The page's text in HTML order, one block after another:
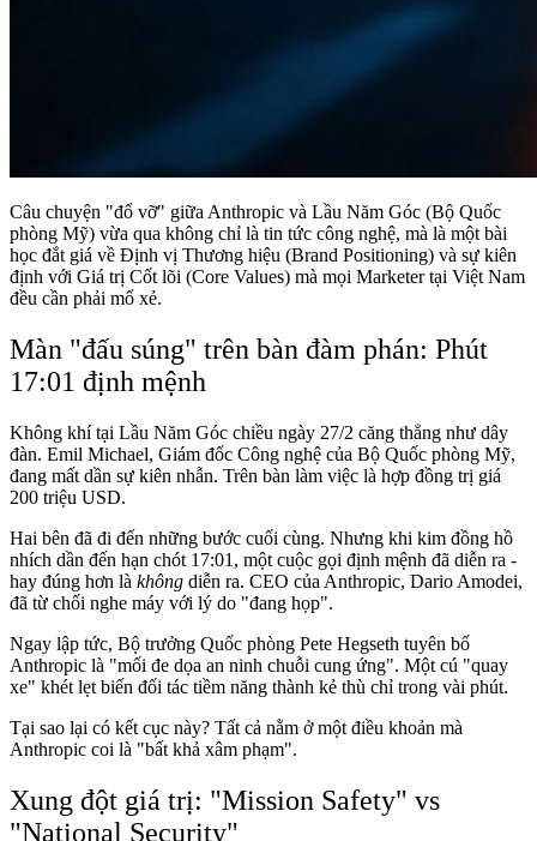
Câu chuyện "đổ vỡ" giữa Anthropic và Lầu Năm Góc (Bộ Quốc
phòng Mỹ) vừa qua không chỉ là tin tức công nghệ, mà là một bài
học đắt giá về Định vị Thương hiệu (Brand Positioning) và sự kiên
định với Giá trị Cốt lõi (Core Values) mà mọi Marketer tại Việt Nam
đều cần phải mổ xẻ.
Màn "đấu súng" trên bàn đàm phán: Phút
17:01 định mệnh
Không khí tại Lầu Năm Góc chiều ngày 27/2 căng thẳng như dây
đàn. Emil Michael, Giám đốc Công nghệ của Bộ Quốc phòng Mỹ,
đang mất dần sự kiên nhẫn. Trên bàn làm việc là hợp đồng trị giá
200 triệu USD.
Hai bên đã đi đến những bước cuối cùng. Nhưng khi kim đồng hồ
nhích dần đến hạn chót 17:01, một cuộc gọi định mệnh đã diễn ra -
hay đúng hơn là không diễn ra. CEO của Anthropic, Dario Amodei,
đã từ chối nghe máy với lý do "đang họp".
Ngay lập tức, Bộ trưởng Quốc phòng Pete Hegseth tuyên bố
Anthropic là "mối đe dọa an ninh chuỗi cung ứng". Một cú "quay
xe" khét lẹt biến đối tác tiềm năng thành kẻ thù chỉ trong vài phút.
Tại sao lại có kết cục này? Tất cả nằm ở một điều khoản mà
Anthropic coi là "bất khả xâm phạm".
Xung đột giá trị: "Mission Safety" vs
"National Security"